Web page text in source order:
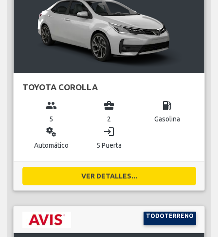
TOYOTA COROLLA
group
5
business_center
2
local_gas_station
Gasolina
miscellaneous_services
Automático
login
5 Puerta
VER DETALLES...
TODOTERRENO